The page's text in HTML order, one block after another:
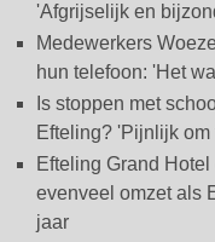
'Afgrijselijk en
Medewerkers
hun telefoon: 'Het
Is stoppen met
Efteling? 'Pijnlijk om
Efteling Grand
evenveel omzet als
jaar